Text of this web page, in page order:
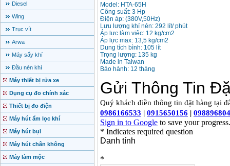
Diesel
Wing
Trục vít
Arwa
Máy sấy khí
Đầu nén khí
Máy thiết bị rửa xe
Dụng cụ đo chính xác
Thiết bị đo điện
Máy hút ẩm lọc khí
Máy hút bụi
Máy hút chân không
Máy làm mộc
Model: HTA-65H
Công suất: 3 Hp
Điện áp: (380V,50Hz)
Lưu lượng khí nén: 292 lít/ phút
Áp lực làm việc: 12 kg/cm2
Áp lực max: 13,5 kg/cm2
Dung tích bình: 105 lít
Trọng lượng: 135 kg
Made in Taiwan
Bảo hành: 12 tháng